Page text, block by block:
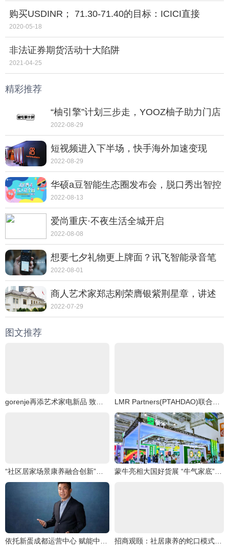
购买USDINR； 71.30-71.40的目标：ICICI直接
2020-05-18
非法证券期货活动十大陷阱
2021-04-25
精彩推荐
“柚引擎”计划三步走，YOOZ柚子助力门店
走向转型之路
2022-08-29
短视频进入下半场，快手海外加速变现
2022-08-29
华硕a豆智能生态圈发布会，脱口秀出智控
新体验
2022-08-13
爱尚重庆·不夜生活全城开启
2022-08-08
想要七夕礼物更上牌面？讯飞智能录音笔
SR702质感非凡
2022-08-01
商人艺术家郑志刚荣膺银紫荆星章，讲述
动人的中国故事
2022-07-29
图文推荐